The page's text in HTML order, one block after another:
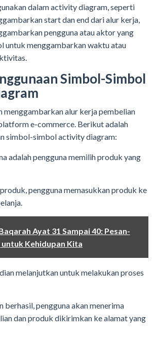
dalam activity diagram, seperti
start dan end dari alur kerja,
pengguna atau aktor yang
untuk menggambarkan waktu atau
Simbol-Simbol
menggambarkan alur kerja pembelian
e-commerce. Berikut adalah
simbol-simbol activity diagram:
adalah pengguna memilih produk yang
pengguna memasukkan produk ke
Ayat 31 Sampai 40: Pesan-
untuk Kehidupan Kita
melanjutkan untuk melakukan proses
berhasil, pengguna akan menerima
dan produk dikirimkan ke alamat yang